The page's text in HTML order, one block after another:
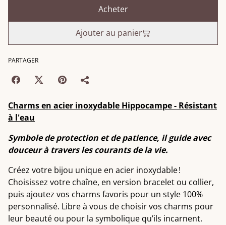
Acheter
Ajouter au panier
PARTAGER
Charms en acier inoxydable Hippocampe - Résistant
à l'eau
Symbole de protection et de patience, il guide avec
douceur à travers les courants de la vie.
Créez votre bijou unique en acier inoxydable !
Choisissez votre chaîne, en version bracelet ou collier,
puis ajoutez vos charms favoris pour un style 100%
personnalisé. Libre à vous de choisir vos charms pour
leur beauté ou pour la symbolique qu’ils incarnent.